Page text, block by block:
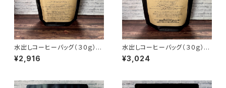
水出しコーヒーバッグ（３０ｇ）×
６個入 タンザニアAA トップ イ
エンガ
¥2,916
水出しコーヒーバッグ（３０ｇ）×
６個入 ミャンマー G1 星山ス
ペシャルティ
¥3,024